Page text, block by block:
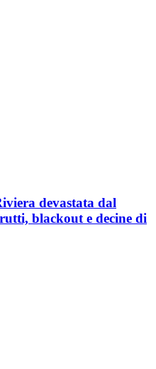
devastata dal
blackout e decine di